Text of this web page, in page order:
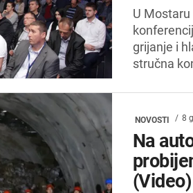
U
grijanje i
stručna
NOVOSTI 8
Na
(Video)